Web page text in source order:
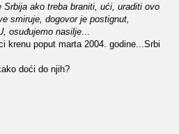
Srbija ako treba braniti, ući, uraditi ovo
smiruje, dogovor je postignut,
osuđujemo nasilje...
krenu poput marta 2004. godine...Srbi
doći do njih?